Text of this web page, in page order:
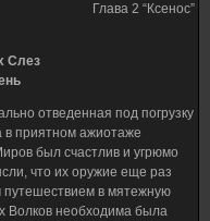
Глава 2 “Ксенос”
Слез
отведенная под погрузку
в приятном ажиотаже
был счастлив и угрюмо
что их оружие еще раз
путешествием в мятежную
Волков необходима была